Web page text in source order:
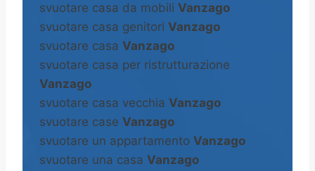
svuotare casa da mobili Vanzago
svuotare casa genitori Vanzago
svuotare casa Vanzago
svuotare casa per ristrutturazione
Vanzago
svuotare casa vecchia Vanzago
svuotare case Vanzago
svuotare un appartamento Vanzago
svuotare una casa Vanzago